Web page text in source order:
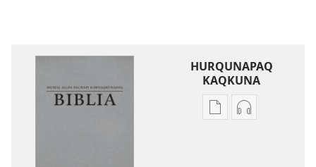
HURQUNAPAQ
KAQKUNA
Qillqakunata
Uyarinapaq